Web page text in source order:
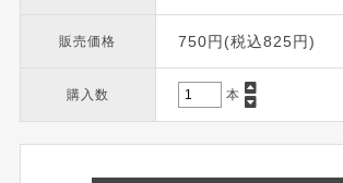
販売価格 750円(税込825円)
購入数 本